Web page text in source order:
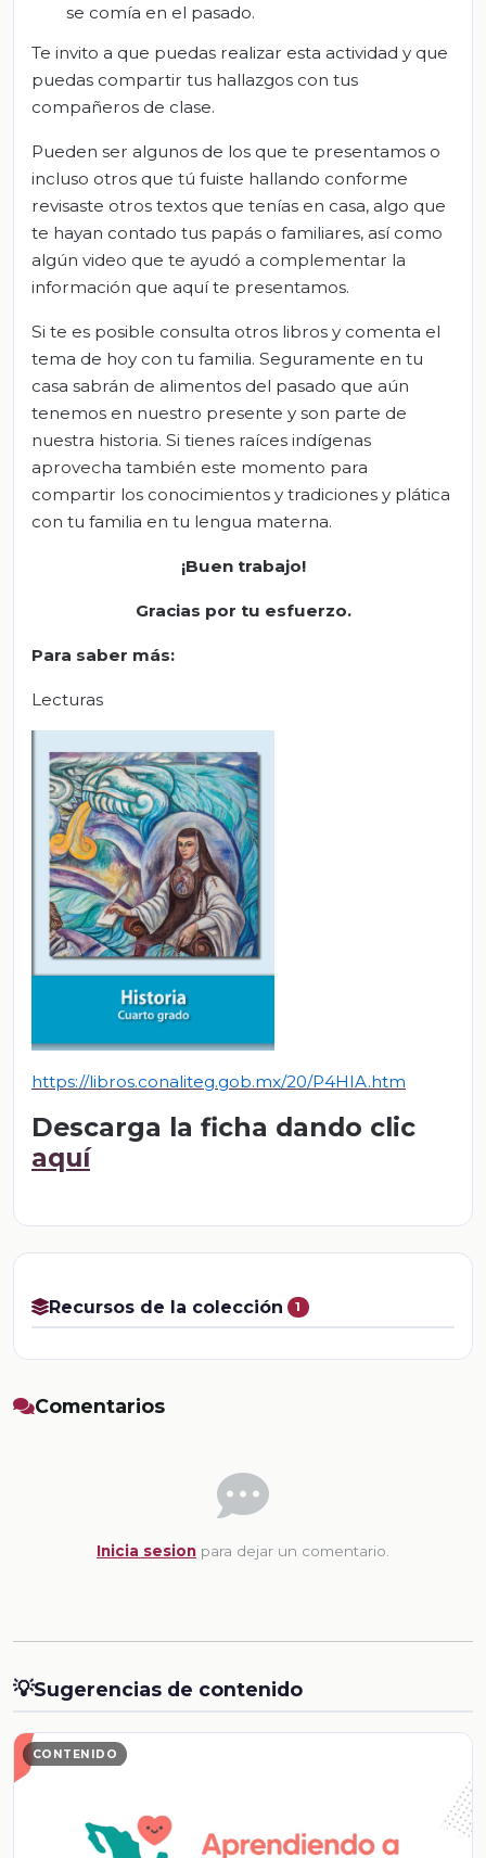
se comía en el pasado.
Te invito a que puedas realizar esta actividad y que
puedas compartir tus hallazgos con tus
compañeros de clase.
Pueden ser algunos de los que te presentamos o
incluso otros que tú fuiste hallando conforme
revisaste otros textos que tenías en casa, algo que
te hayan contado tus papás o familiares, así como
algún video que te ayudó a complementar la
información que aquí te presentamos.
Si te es posible consulta otros libros y comenta el
tema de hoy con tu familia. Seguramente en tu
casa sabrán de alimentos del pasado que aún
tenemos en nuestro presente y son parte de
nuestra historia. Si tienes raíces indígenas
aprovecha también este momento para
compartir los conocimientos y tradiciones y plática
con tu familia en tu lengua materna.
¡Buen trabajo!
Gracias por tu esfuerzo.
Para saber más:
Lecturas
https://libros.conaliteg.gob.mx/20/P4HIA.htm
Descarga la ficha dando clic
aquí
Recursos de la colección 1
Comentarios
Inicia sesion para dejar un comentario.
💡Sugerencias de contenido
CONTENIDO